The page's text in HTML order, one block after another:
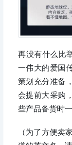
再没有什么比
一伟大的爱国
策划充分准备
会提前大采购
些产品备货时
（为了方便卖